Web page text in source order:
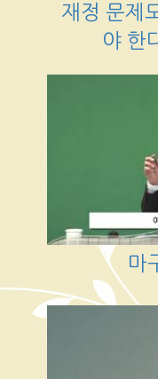
재정 문제
야 한
마